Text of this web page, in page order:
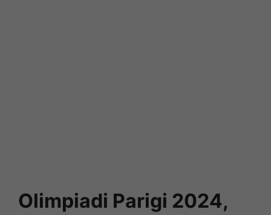
Olimpiadi Parigi 2024,